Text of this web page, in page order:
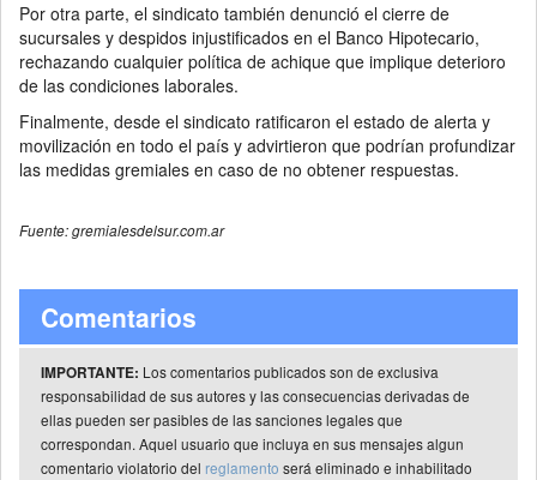
Por otra parte, el sindicato también denunció el cierre de
sucursales y despidos injustificados en el Banco Hipotecario,
rechazando cualquier política de achique que implique deterioro
de las condiciones laborales.
Finalmente, desde el sindicato ratificaron el estado de alerta y
movilización en todo el país y advirtieron que podrían profundizar
las medidas gremiales en caso de no obtener respuestas.
Fuente: gremialesdelsur.com.ar
Comentarios
IMPORTANTE: Los comentarios publicados son de exclusiva
responsabilidad de sus autores y las consecuencias derivadas de
ellas pueden ser pasibles de las sanciones legales que
correspondan. Aquel usuario que incluya en sus mensajes algun
comentario violatorio del reglamento será eliminado e inhabilitado